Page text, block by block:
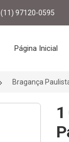
(11) 97120-0595
Página Inicial
Bragança